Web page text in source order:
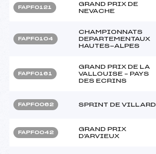
FAPF0121
GRAND PRIX DE
NEVACHE
FAPF0104
CHAMPIONNATS
DEPARTEMENTAUX
HAUTES-ALPES
FAPF0161
GRAND PRIX DE LA
VALLOUISE – PAYS
DES ECRINS
FAPF0062 SPRINT DE VILLARD
FAPF0042
GRAND PRIX
D'ARVIEUX